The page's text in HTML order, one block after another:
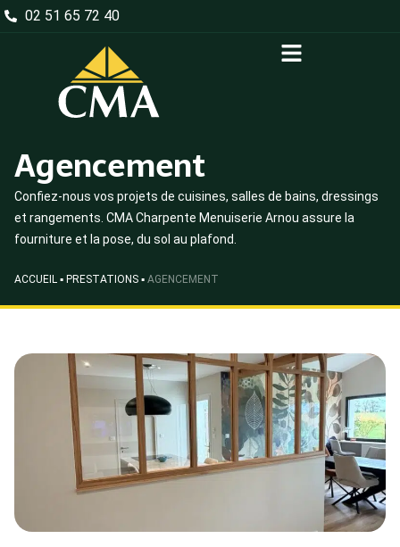
02 51 65 72 40
Agencement
Confiez-nous vos projets de cuisines, salles de bains, dressings
et rangements. CMA Charpente Menuiserie Arnou assure la
fourniture et la pose, du sol au plafond.
ACCUEIL ▪ PRESTATIONS ▪ AGENCEMENT